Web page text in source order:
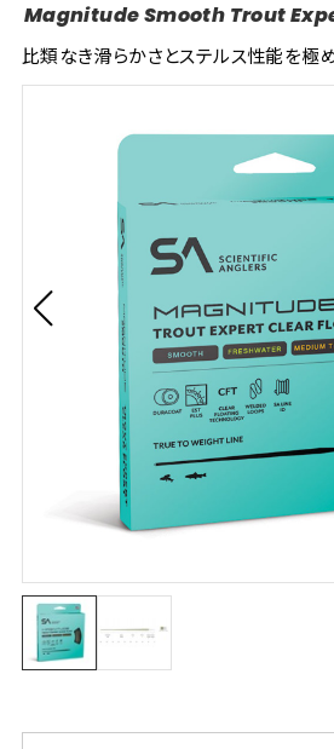
Magnitude Smooth Trout
比類なき滑らかさとステルス性能を極